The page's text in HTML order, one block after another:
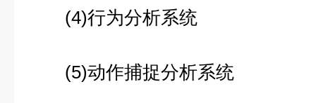
(4)行为分析系统
(5)动作捕捉分析系统